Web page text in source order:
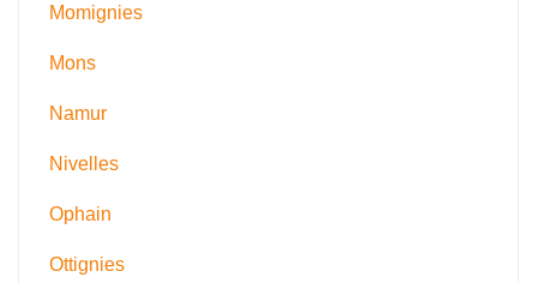
Momignies
Mons
Namur
Nivelles
Ophain
Ottignies